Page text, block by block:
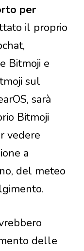
per
il proprio
Bitmoji e
sul
sarà
Bitmoji
vedere
a
del meteo
delle